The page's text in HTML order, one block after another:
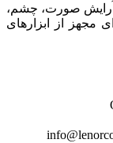
آرایش صورت، چشم،
مجهز از ابزارهای